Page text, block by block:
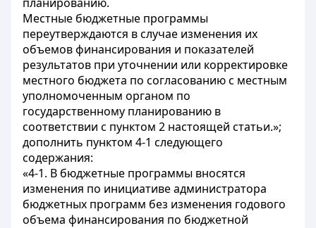
Местные бюджетные программы
переутверждаются в случае изменения их
объемов финансирования и показателей
результатов при уточнении или корректировке
местного бюджета по согласованию с местным
уполномоченным органом по
государственному планированию в
соответствии с пунктом 2 настоящей статьи.»;
дополнить пунктом 4-1 следующего
содержания:
«4-1. В бюджетные программы вносятся
изменения по инициативе администратора
бюджетных программ без изменения годового
объема финансирования по бюджетной